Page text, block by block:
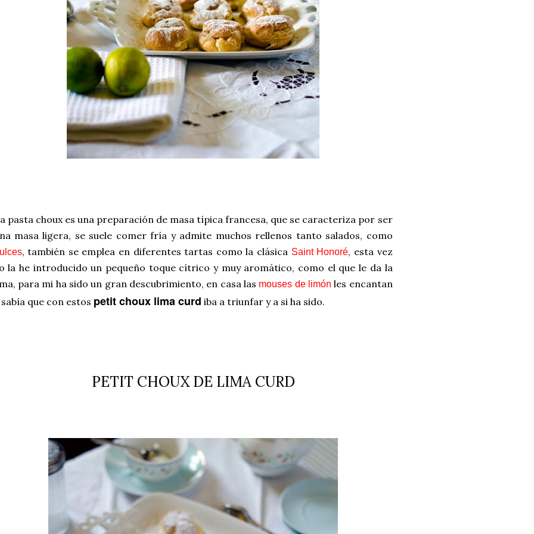
pasta choux es una preparación de masa típica francesa, que se caracteriza por ser
masa ligera, se suele comer fría y admite muchos rellenos tanto salados, como
, también se emplea en diferentes tartas como la clásica Saint Honoré, esta vez
la he introducido un pequeño toque cítrico y muy aromático, como el que le da la
para mi ha sido un gran descubrimiento, en casa las mouses de limón les encantan
que con estos petit choux lima curd iba a triunfar y a si ha sido.
PETIT CHOUX DE LIMA CURD